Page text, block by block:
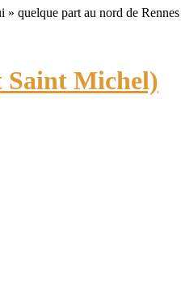
quelque part au nord de
Saint Michel)